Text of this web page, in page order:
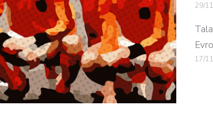
29/
17/